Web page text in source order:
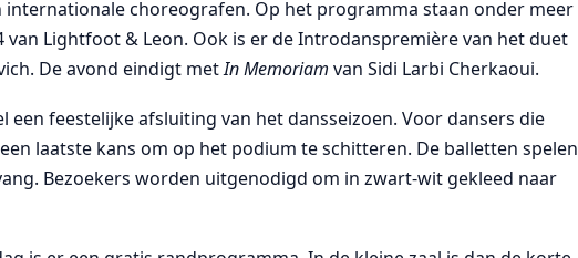
internationale choreografen. Op het programma staan onder meer
van Lightfoot & Leon. Ook is er de Introdanspremière van het duet
De avond eindigt metIn Memoriam van Sidi Larbi Cherkaoui.
een feestelijke afsluiting van het dansseizoen. Voor dansers die
laatste kans om op het podium te schitteren. De balletten spelen
Bezoekers worden uitgenodigd om in zwart-wit gekleed naar